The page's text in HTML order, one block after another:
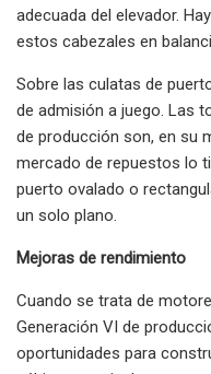
adecuada del elevador.
estos cabezales en
Sobre las culatas de
de admisión a juego. Las
de producción son, en su
mercado de repuestos lo
puerto ovalado o
un solo plano.
Mejoras de rendimiento
Cuando se trata de
Generación VI de
oportunidades para